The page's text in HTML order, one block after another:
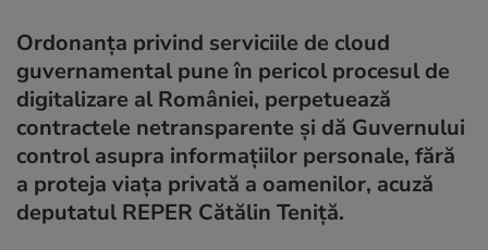
Ordonanța privind serviciile de cloud
guvernamental pune în pericol procesul de
digitalizare al României, perpetuează
contractele netransparente și dă Guvernului
control asupra informațiilor personale, fără
a proteja viața privată a oamenilor, acuză
deputatul REPER Cătălin Teniță.